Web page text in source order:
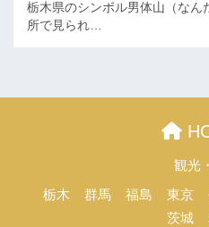
栃木県のシンボル男体山（なん
所で見られ…
観光
栃木 群馬 福島 東京
茨城